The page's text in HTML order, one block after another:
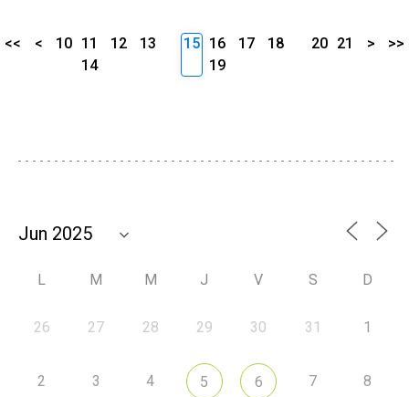
<< < 10 11 12
13
14
15 16 17
18
19
20 21 > >>
L M M J V S D
26 27 28 29 30 31 1
2 3 4 5 6 7 8